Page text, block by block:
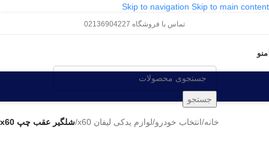
Skip to navigation Skip to main content
تماس با فروشگاه 02136904227
منو
جستجو
خانه/انتخاب خودرو/لوازم یدکی لیفان x60 /شلگیر عقب چپ x60